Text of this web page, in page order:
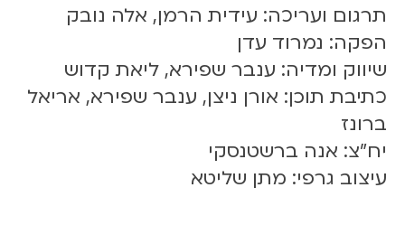
תרגום ועריכה: עידית הרמן, אלה נובק
הפקה: נמרוד עדן
שיווק ומדיה: ענבר שפירא, ליאת קדוש
כתיבת תוכן: אורן ניצן, ענבר שפירא, אריאל
ברונז
יח״צ: אנה ברשטנסקי
עיצוב גרפי: מתן שליטא